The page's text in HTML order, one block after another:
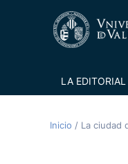
LA EDITORIAL
Inicio / La ciudad